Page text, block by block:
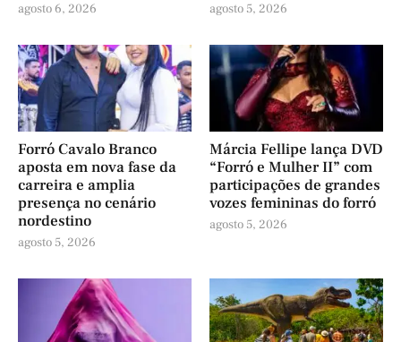
agosto 6, 2026 agosto 5, 2026
Forró Cavalo Branco
aposta em nova fase da
carreira e amplia
presença no cenário
nordestino
agosto 5, 2026
Márcia Fellipe lança DVD
“Forró e Mulher II” com
participações de grandes
vozes femininas do forró
agosto 5, 2026